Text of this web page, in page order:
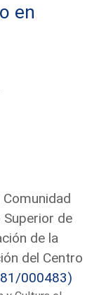
en
de
de la
del Centro
000483)